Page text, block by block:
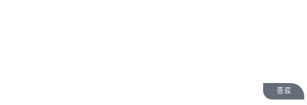
종료